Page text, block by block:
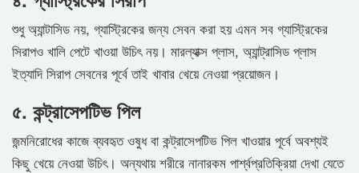
শুধু অ্যান্টাসিড নয়, গ্যাস্ট্রিকের জন্য সেবন করা হয় এমন সব গ্যাস্ট্রিকের
সিরাপও খালি পেটে খাওয়া উচিৎ নয়। মারল্যাক্স প্লাস, অ্যান্ট্রাসিড প্লাস
ইত্যাদি সিরাপ সেবনের পূর্বে তাই খাবার খেয়ে নেওয়া প্রয়োজন।
৫. কন্ট্রাসেপটিভ পিল
জন্মনিরোধের কাজে ব্যবহৃত ওষুধ বা কন্ট্রাসেপটিভ পিল খাওয়ার পূর্বে অবশ্যই
কিছু খেয়ে নেওয়া উচিৎ। অন্যথায় শরীরে নানারকম পার্শ্বপ্রতিক্রিয়া দেখা যেতে